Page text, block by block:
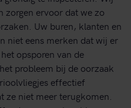
zorgen ervoor dat we zo
Uw buren, klanten en
niet eens merken dat wij er
opsporen van de
probleem bij de oorzaak
effectief
ze niet meer terugkomen.